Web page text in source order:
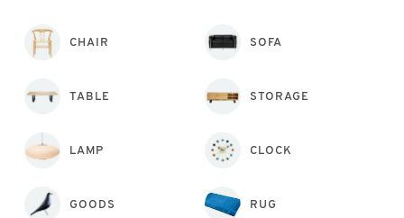
CHAIR SOFA
TABLE STORAGE
LAMP CLOCK
GOODS RUG